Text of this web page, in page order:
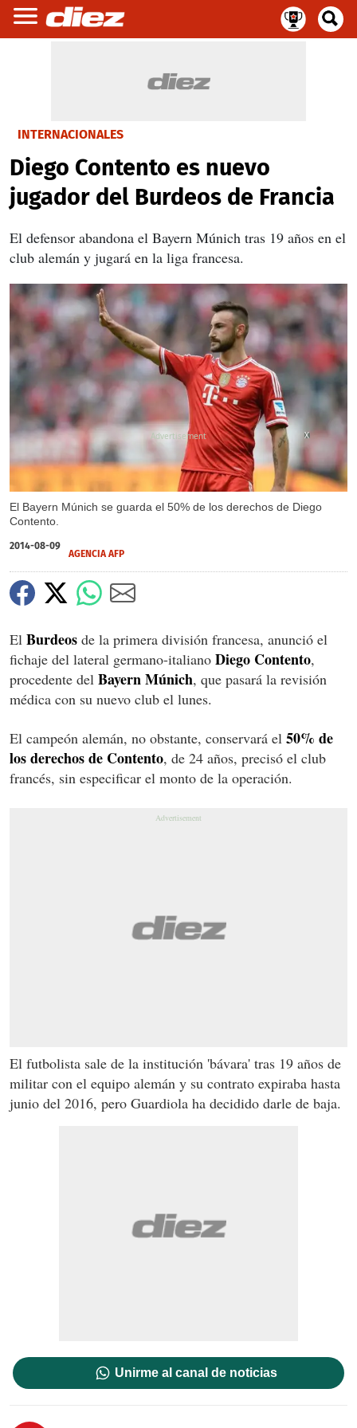
INTERNACIONALES
Diego Contento es nuevo
jugador del Burdeos de Francia
El defensor abandona el Bayern Múnich tras 19 años en el
club alemán y jugará en la liga francesa.
El Bayern Múnich se guarda el 50% de los derechos de Diego
Contento.
X
2014-08-09
AGENCIA AFP
El Burdeos de la primera división francesa, anunció el
fichaje del lateral germano-italiano Diego Contento,
procedente del Bayern Múnich, que pasará la revisión
médica con su nuevo club el lunes.
El campeón alemán, no obstante, conservará el 50% de
los derechos de Contento, de 24 años, precisó el club
francés, sin especificar el monto de la operación.
El futbolista sale de la institución 'bávara' tras 19 años de
militar con el equipo alemán y su contrato expiraba hasta
junio del 2016, pero Guardiola ha decidido darle de baja.
Unirme al canal de noticias